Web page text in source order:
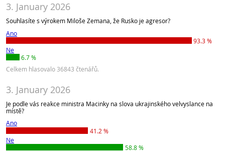
3. January 2026
Souhlasíte s výrokem Miloše Zemana, že Rusko je agresor?
Ano
93.3 %
Ne
6.7 %
Celkem hlasovalo 36843 čtenářů.
3. January 2026
Je podle vás reakce ministra Macinky na slova ukrajinského velvyslance na
místě?
Ano
41.2 %
Ne
58.8 %